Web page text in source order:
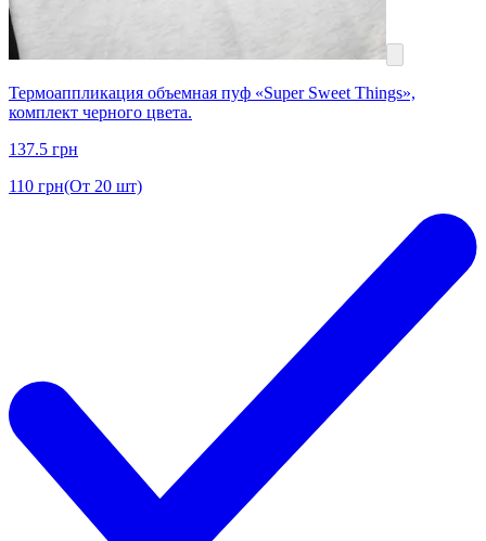
Термоаппликация объемная пуф «Super Sweet Things»,
комплект черного цвета.
137.5 грн
110 грн(От 20 шт)